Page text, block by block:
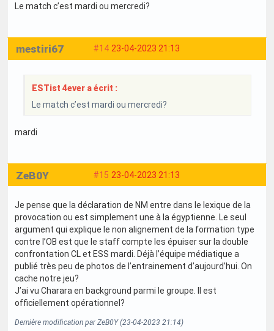
Le match c’est mardi ou mercredi?
#14 23-04-2023 21:13
mestiri67
ESTist 4ever a écrit :
Le match c’est mardi ou mercredi?
mardi
#15 23-04-2023 21:13
ZeB0Y
Je pense que la déclaration de NM entre dans le lexique de la
provocation ou est simplement une à la égyptienne. Le seul
argument qui explique le non alignement de la formation type
contre l’OB est que le staff compte les épuiser sur la double
confrontation CL et ESS mardi. Déjà l’équipe médiatique a
publié très peu de photos de l’entrainement d’aujourd’hui. On
cache notre jeu?
J’ai vu Charara en background parmi le groupe. Il est
officiellement opérationnel?
Dernière modification par ZeB0Y (23-04-2023 21:14)